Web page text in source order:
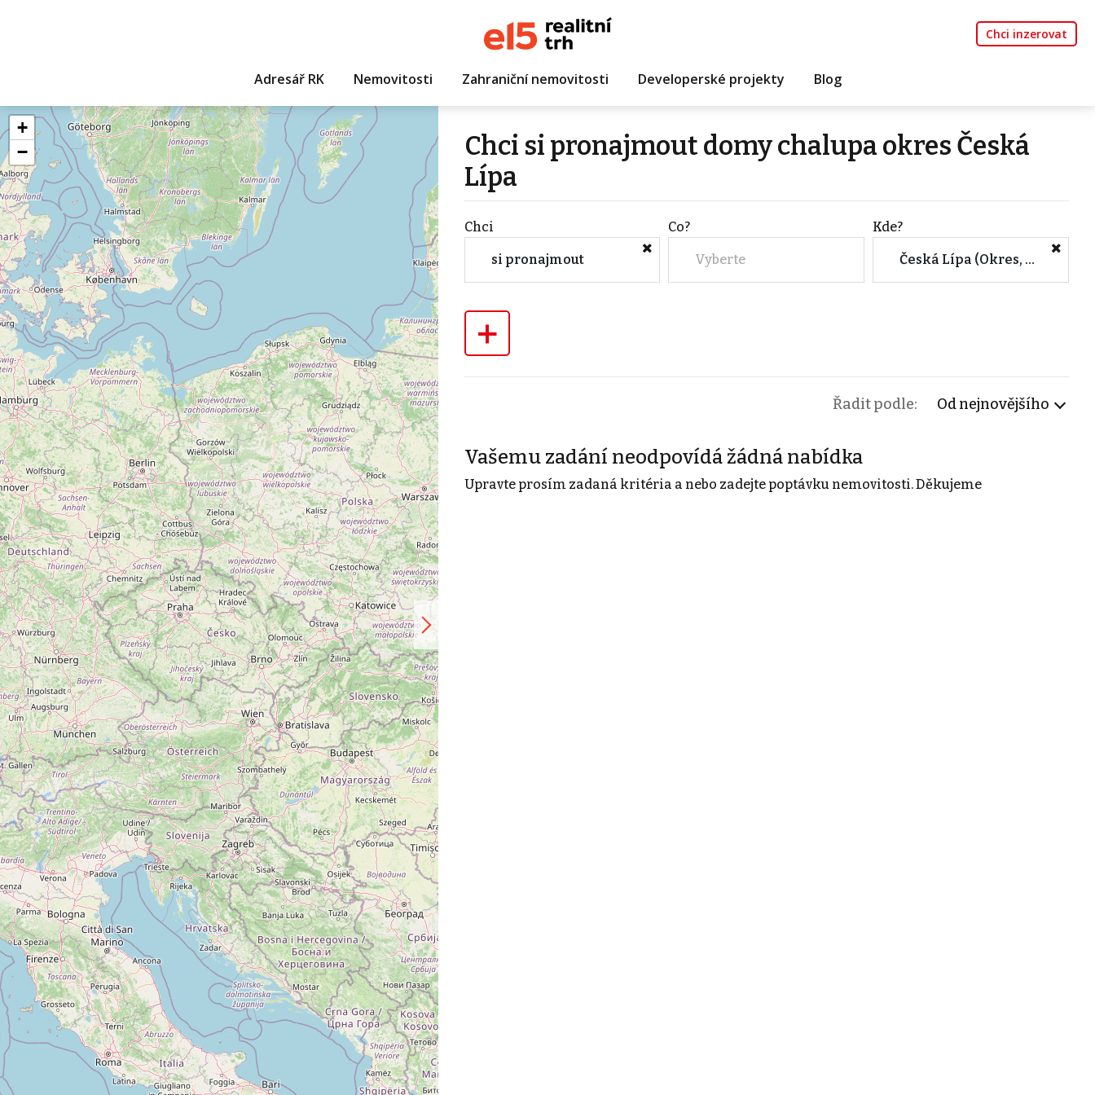
Chci inzerovat
Adresář RK Nemovitosti Zahraniční nemovitosti Developerské projekty Blog
+
−
Chci si pronajmout domy chalupa okres Česká
Lípa
Chci
si pronajmout
Co?
Vyberte
Kde?
Česká Lípa (Okres, Liberecký kraj)
+
Řadit podle: Od nejnovějšího
Vašemu zadání neodpovídá žádná nabídka
Upravte prosím zadaná kritéria a nebo zadejte poptávku nemovitosti. Děkujeme